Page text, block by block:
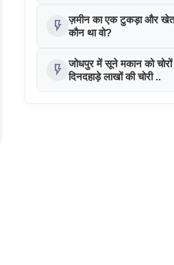
flash_on ज़मीन का एक टुकड़ा और खेत
कौन था वो?
flash_on जोधपुर में सूने मकान को चोरों
दिनदहाड़े लाखों की चोरी ..